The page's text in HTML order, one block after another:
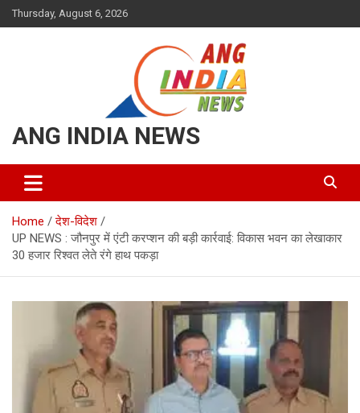
Skip
to
Thursday, August 6, 2026
ANG INDIA NEWS
Home
देश-विदेश
UP NEWS : जौनपुर में एंटी करप्शन की बड़ी कार्रवाई: विकास भवन का लेखाकार
30 हजार रिश्वत लेते रंगे हाथ पकड़ा